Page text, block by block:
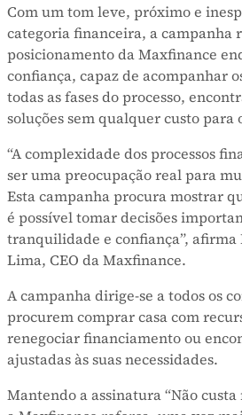
Com um tom leve, próximo e
categoria financeira, a campanha
posicionamento da Maxfinance
confiança, capaz de acompanhar
todas as fases do processo,
soluções sem qualquer custo para
“A complexidade dos processos
ser uma preocupação real para
Esta campanha procura mostrar
é possível tomar decisões
tranquilidade e confiança”, afirma
Lima, CEO da Maxfinance.
A campanha dirige-se a todos os
procurem comprar casa com
renegociar financiamento ou
ajustadas às suas necessidades.
Mantendo a assinatura “Não